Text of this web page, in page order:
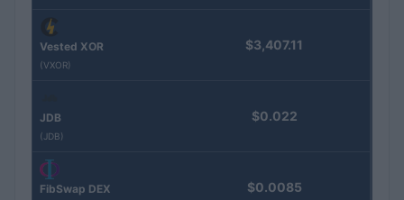
Vested XOR
(VXOR)
$3,407.11
JDB
(JDB)
$0.022
FibSwap DEX $0.0085